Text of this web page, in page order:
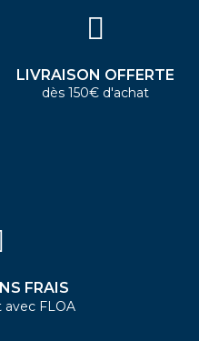
LIVRAISON OFFERTE
dès 150€ d'achat
FRAIS
FLOA